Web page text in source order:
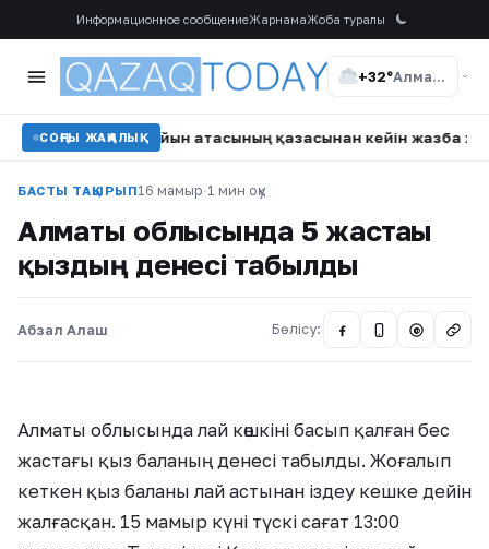
Информационное сообщениеЖарнамаЖоба туралы
+32° Алматы
СОҢҒЫ ЖАҢАЛЫҚ
қайын атасының қазасынан кейін жазба жариялады
БАСТЫ ТАҚЫРЫП16 мамыр·1 мин оқу
Алматы облысында 5 жастағы
қыздың денесі табылды
Абзал Алаш Бөлісу: @
Алматы облысында лай көшкіні басып қалған бес
жастағы қыз баланың денесі табылды. Жоғалып
кеткен қыз баланы лай астынан іздеу кешке дейін
жалғасқан. 15 мамыр күні түскі сағат 13:00